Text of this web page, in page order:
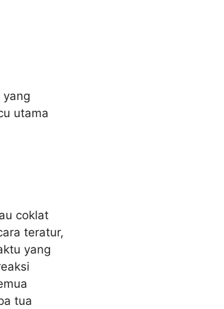
utama
coklat
teratur,
yang
tua